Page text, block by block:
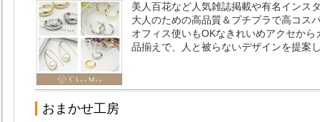
美人百花など人気雑誌掲載や有名インス
大人のための高品質＆プチプラで高コス
オフィス使いもOKなきれいめアクセか
品揃えで、人と被らないデザインを提案
おまかせ工房